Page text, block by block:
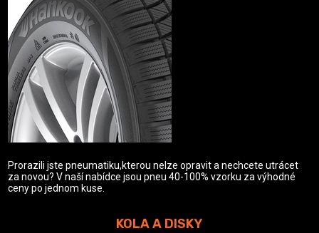
Prorazili jste pneumatiku,kterou nelze opravit a nechcete utrácet
za novou? V naší nabídce jsou pneu 40-100% vzorku za výhodné
ceny po jednom kuse.
KOLA A DISKY